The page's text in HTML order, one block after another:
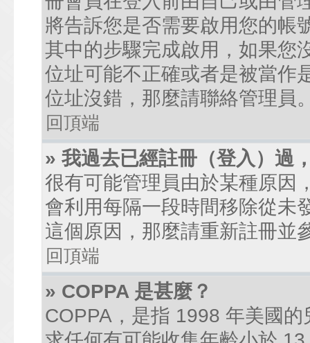
將告訴您是否需要啟用您的帳
其中的步驟完成啟用，如果您
位址可能不正確或者是被當作
位址沒錯，那麼請聯絡管理員
回頂端
» 我過去已經註冊（登入）過
很有可能管理員由於某種原因
會利用每隔一段時間移除從未
這個原因，那麼請重新註冊並
回頂端
» COPPA 是甚麼？
COPPA，是指 1998 年美國